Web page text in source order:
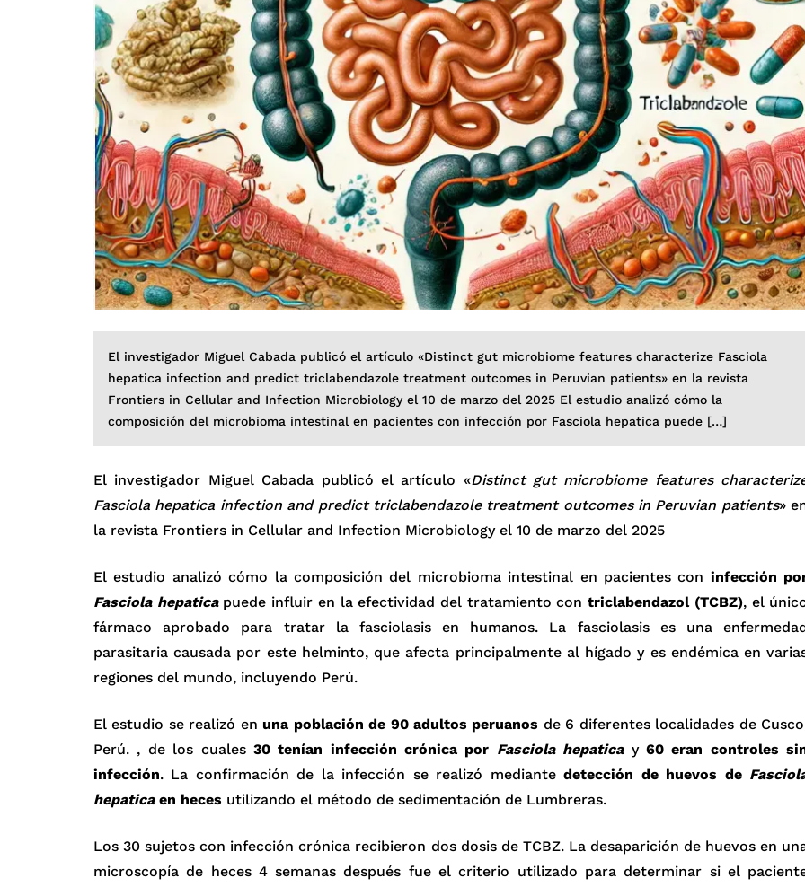
El investigador Miguel Cabada publicó el artículo «Distinct gut microbiome features characterize Fasciola
hepatica infection and predict triclabendazole treatment outcomes in Peruvian patients» en la revista
Frontiers in Cellular and Infection Microbiology el 10 de marzo del 2025 El estudio analizó cómo la
composición del microbioma intestinal en pacientes con infección por Fasciola hepatica puede […]
El investigador Miguel Cabada publicó el artículo «Distinct gut microbiome features
Fasciola hepatica infection and predict triclabendazole treatment outcomes in Peruvian patients»
la revista Frontiers in Cellular and Infection Microbiology el 10 de marzo del 2025
El estudio analizó cómo la composición del microbioma intestinal en pacientes con infección
Fasciola hepaticapuede influir en la efectividad del tratamiento contriclabendazol (TCBZ), el
fármaco aprobado para tratar la fasciolasis en humanos. La fasciolasis es una
parasitaria causada por este helminto, que afecta principalmente al hígado y es endémica en
regiones del mundo, incluyendo Perú.
El estudio se realizó en una población de 90 adultos peruanos de 6 diferentes localidades de
Perú. , de los cuales 30 tenían infección crónica por Fasciola hepaticay60 eran controles
infección. La confirmación de la infección se realizó mediantedetección de huevos de
hepaticaen heces utilizando el método de sedimentación de Lumbreras.
Los 30 sujetos con infección crónica recibieron dos dosis de TCBZ. La desaparición de huevos en
microscopía de heces 4 semanas después fue el criterio utilizado para determinar si el